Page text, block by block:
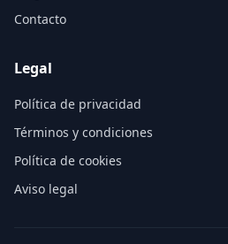
Contacto
Legal
Política de privacidad
Términos y condiciones
Política de cookies
Aviso legal